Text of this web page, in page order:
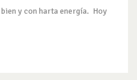
bien y con harta energía. Hoy